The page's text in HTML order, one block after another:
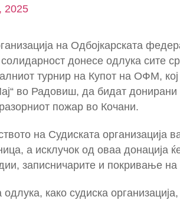
2025
на Одбојкарската
донесе одлука сите
турнир на Купот на ОФМ,
во Радовиш, да бидат
пожар во Кочани.
на Судиската организација
а исклучок од оваа донација
записничарите и покривање
одлука, како судиска